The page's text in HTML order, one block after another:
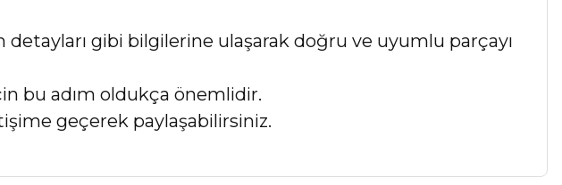
detayları gibi bilgilerine ulaşarak doğru ve uyumlu parçayı
bu adım oldukça önemlidir.
geçerek paylaşabilirsiniz.